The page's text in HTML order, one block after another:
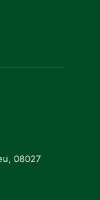
08027